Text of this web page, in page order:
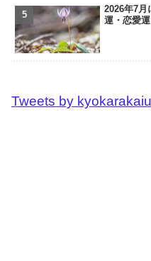
2026年7
運・恋愛
Tweets by